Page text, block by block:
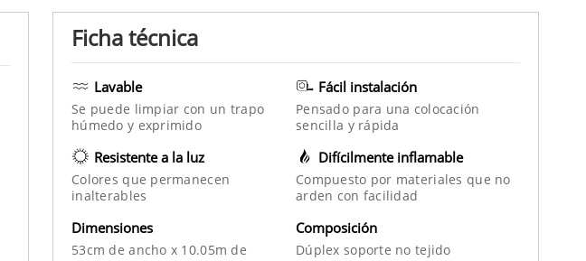
Ficha técnica
Lavable
Se puede limpiar con un trapo
húmedo y exprimido
Resistente a la luz
Colores que permanecen
inalterables
Fácil instalación
Pensado para una colocación
sencilla y rápida
Difícilmente inflamable
Compuesto por materiales que no
arden con facilidad
Dimensiones
53cm de ancho x 10.05m de
Composición
Dúplex soporte no tejido